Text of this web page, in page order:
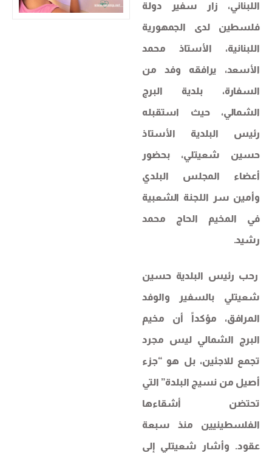
اللبناني، زار سفير دولة
فلسطين لدى الجمهورية
اللبنانية، الأستاذ محمد
الأسعد، يرافقه وفد من
السفارة، بلدية البرج
الشمالي، حيث استقبله
رئيس البلدية الأستاذ
حسين شعيتلي، بحضور
أعضاء المجلس البلدي
وأمين سر اللجنة الشعبية
في المخيم الحاج محمد
رشيد.
رحب رئيس البلدية حسين
شعيتلي بالسفير والوفد
المرافق، مؤكداً أن مخيم
البرج الشمالي ليس مجرد
تجمع للاجئين، بل هو “جزء
أصيل من نسيج البلدة” التي
تحتضن أشقاءها
الفلسطينيين منذ سبعة
عقود. وأشار شعيتلي إلى